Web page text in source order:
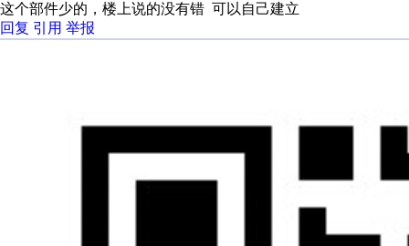
这个部件少的，楼上说的没有错 可以自己建立
回复 引用 举报